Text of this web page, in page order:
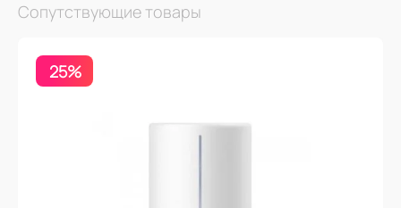
Сопутствующие товары
25%